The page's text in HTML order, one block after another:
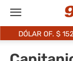
DÓLAR OF. $